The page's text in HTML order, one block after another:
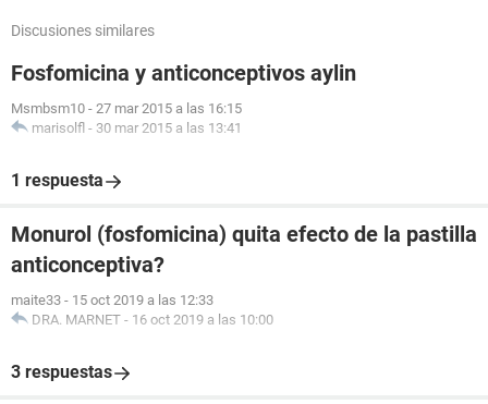
Discusiones similares
Fosfomicina y anticonceptivos aylin
Msmbsm10 - 27 mar 2015 a las 16:15
marisolfl - 30 mar 2015 a las 13:41
1 respuesta
Monurol (fosfomicina) quita efecto de la pastilla
anticonceptiva?
maite33 - 15 oct 2019 a las 12:33
DRA. MARNET - 16 oct 2019 a las 10:00
3 respuestas